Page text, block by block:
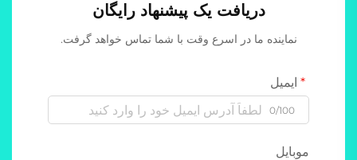
دریافت یک پیشنهاد رایگان
نماینده ما در اسرع وقت با شما تماس خواهد گرفت.
ایمیل
0/100
موبایل